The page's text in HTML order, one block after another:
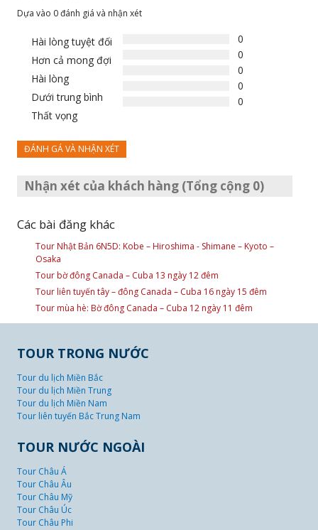
Dựa vào 0 đánh giá và nhận xét
Hài lòng tuyệt đối
Hơn cả mong đợi
Hài lòng
Dưới trung bình
Thất vọng
0
0
0
0
0
ĐÁNH GÁ VÀ NHẬN XÉT
Nhận xét của khách hàng (Tổng cộng 0)
Các bài đăng khác
Tour Nhật Bản 6N5D: Kobe – Hiroshima - Shimane – Kyoto –
Osaka
Tour bờ đông Canada – Cuba 13 ngày 12 đêm
Tour liên tuyến tây – đông Canada – Cuba 16 ngày 15 đêm
Tour mùa hè: Bờ đông Canada – Cuba 12 ngày 11 đêm
TOUR TRONG NƯỚC
Tour du lịch Miền Bắc
Tour du lịch Miền Trung
Tour du lịch Miền Nam
Tour liên tuyến Bắc Trung Nam
TOUR NƯỚC NGOÀI
Tour Châu Á
Tour Châu Âu
Tour Châu Mỹ
Tour Châu Úc
Tour Châu Phi